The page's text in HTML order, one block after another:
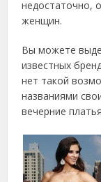
недостаточно,
женщин.
Вы можете
известных
нет такой
названиями
вечерние